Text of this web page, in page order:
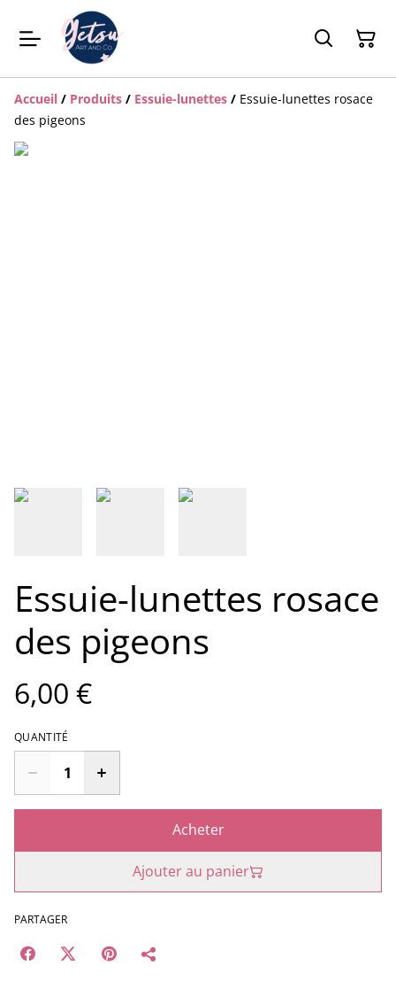
Accueil / Produits / Essuie-lunettes / Essuie-lunettes rosace
des pigeons
Essuie-lunettes rosace
des pigeons
6,00 €
QUANTITÉ
Acheter
Ajouter au panier
PARTAGER